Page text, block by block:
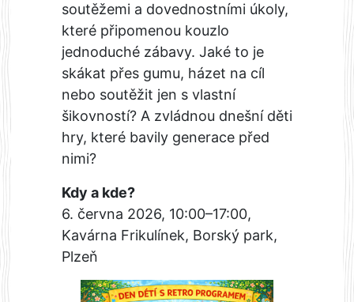
soutěžemi a dovednostními úkoly,
které připomenou kouzlo
jednoduché zábavy. Jaké to je
skákat přes gumu, házet na cíl
nebo soutěžit jen s vlastní
šikovností? A zvládnou dnešní děti
hry, které bavily generace před
nimi?
Kdy a kde?
6. června 2026, 10:00–17:00,
Kavárna Frikulínek, Borský park,
Plzeň